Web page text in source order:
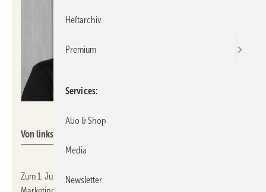
Von links: Petra Bischof, Denis Gessler
Zum 1. Juli 2026 hatDenis Gessler
Heftarchiv
Premium
Services
Abo & Shop
Media
Newsletter